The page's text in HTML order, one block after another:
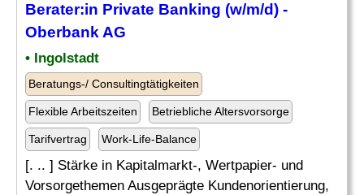
Berater:in Private Banking (w/m/d) -
Oberbank AG
• Ingolstadt
Beratungs-/ Consultingtätigkeiten
Flexible Arbeitszeiten Betriebliche Altersvorsorge
Tarifvertrag Work-Life-Balance
[. .. ] Stärke in Kapitalmarkt-, Wertpapier- und
Vorsorgethemen Ausgeprägte Kundenorientierung,